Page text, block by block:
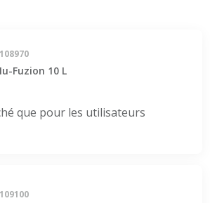
Fuzion 10 L
que pour les utilisateurs